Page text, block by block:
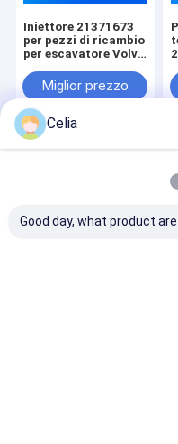
Iniettore 21371673
per pezzi di ricambio
per escavatore Volvo
EC380D EC480D
Miglior prezzo
Casa Circa noi
Mappa del sito
Celia
Good day, what product